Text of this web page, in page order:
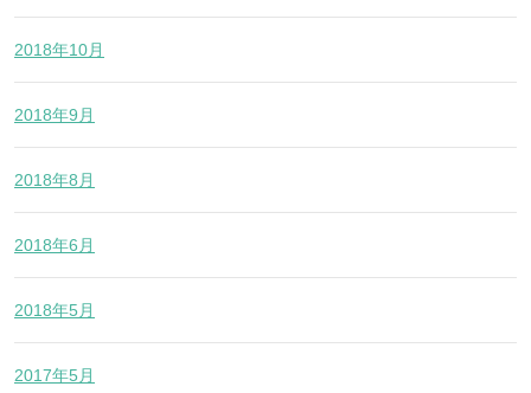
2018年10月
2018年9月
2018年8月
2018年6月
2018年5月
2017年5月